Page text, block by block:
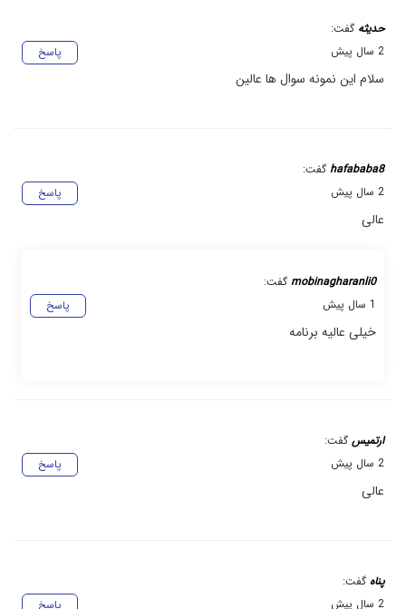
حدیثه گفت:
پاسخ
2 سال پیش
سلام این نمونه سوال ها عالین
hafababa8 گفت:
پاسخ
2 سال پیش
عالی
mobinagharanli0 گفت:
پاسخ
1 سال پیش
خیلی عالیه برنامه
ارتمیس گفت:
پاسخ
2 سال پیش
عالی
پناه گفت:
پاسخ
2 سال پیش